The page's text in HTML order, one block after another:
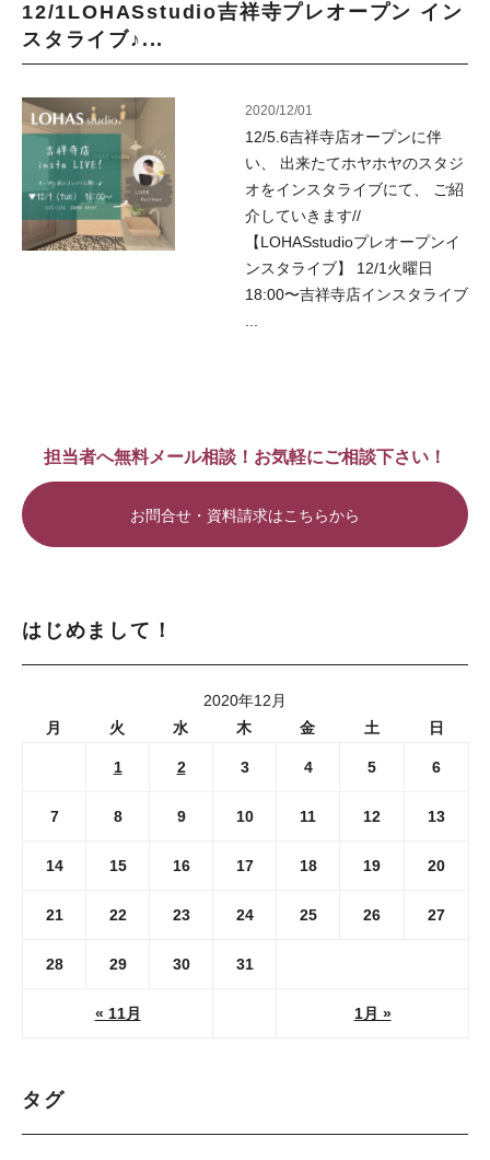
12/1LOHASstudio吉祥寺プレオープン イン
スタライブ♪...
2020/12/01
12/5.6吉祥寺店オープンに伴
い、 出来たてホヤホヤのスタジ
オをインスタライブにて、 ご紹
介していきます//
【LOHASstudioプレオープンイ
ンスタライブ】 12/1火曜日
18:00〜吉祥寺店インスタライブ
担当者へ無料メール相談！お気軽にご相談下さい！
お問合せ・資料請求はこちらから
はじめまして！
2020年12月
月
火 水 木 金 土 日
« 11月 1月 »
1 2 3 4 5 6
7 8 9 10 11 12 13
14 15 16 17 18 19 20
21 22 23 24 25 26 27
28 29 30 31
タグ